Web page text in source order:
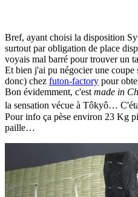
Bref, ayant choisi la disposition
surtout par obligation de place
voyais mal barré pour trouver un
Et bien j'ai pu négocier une coupe
donc) chez futon-factory pour
Bon évidemment, c'est made in
la sensation vécue à Tôkyô…
Pour info ça pèse environ 23 Kg
paille…